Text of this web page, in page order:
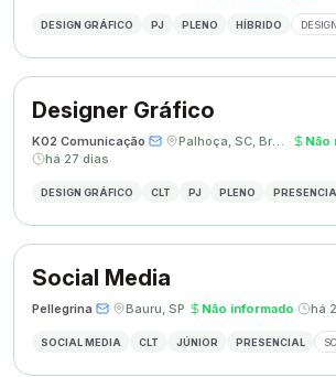
DESIGN GRÁFICO PJ PLENO HÍBRIDO
Designer Gráfico
K02 Comunicação· · Palhoça, SC, Brasil · Não
há 27 dias
DESIGN GRÁFICO CLT PJ PLENO
Social Media
Pellegrina· · Bauru, SP· Não informado· há
SOCIAL MEDIA CLT JÚNIOR PRESENCIAL